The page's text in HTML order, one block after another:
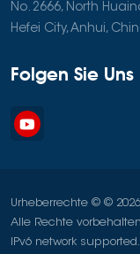
No. 2666, North
Hefei City, Anhui,
Folgen Sie Uns
Urheberrechte © ©
Alle Rechte
IPv6 network supported.